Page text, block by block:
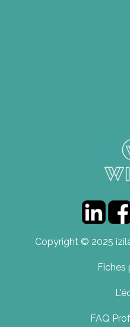
Copyright © 2025
Fiches
FAQ